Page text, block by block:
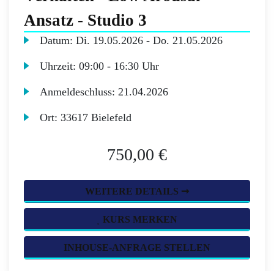
Ansatz - Studio 3
Datum:Di. 19.05.2026 -Do. 21.05.2026
Uhrzeit:09:00 - 16:30 Uhr
Anmeldeschluss:21.04.2026
Ort:33617 Bielefeld
750,00 €
WEITERE DETAILS ➞
KURS MERKEN
INHOUSE-ANFRAGE STELLEN